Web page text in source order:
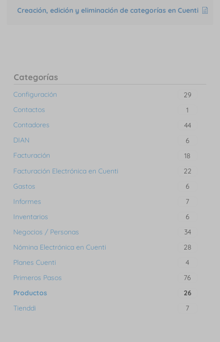
Creación, edición y eliminación de categorías en Cuenti
Categorías
Configuración
29
Contactos
1
Contadores
44
DIAN
6
Facturación
18
Facturación Electrónica en Cuenti
22
Gastos
6
Informes
7
Inventarios
6
Negocios / Personas
34
Nómina Electrónica en Cuenti
28
Planes Cuenti
4
Primeros Pasos
76
Productos
26
Tienddi
7